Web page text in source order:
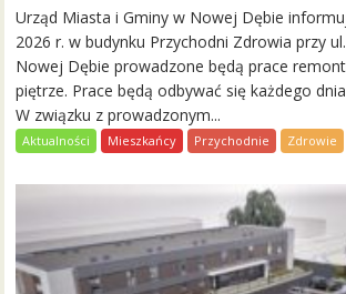
Urząd Miasta i Gminy w Nowej Dębie
2026 r. w budynku Przychodni Zdrowia przy
Nowej Dębie prowadzone będą prace
piętrze. Prace będą odbywać się każdego
W związku z prowadzonym...
Aktualności Mieszkańcy Przychodnie Zdrowie